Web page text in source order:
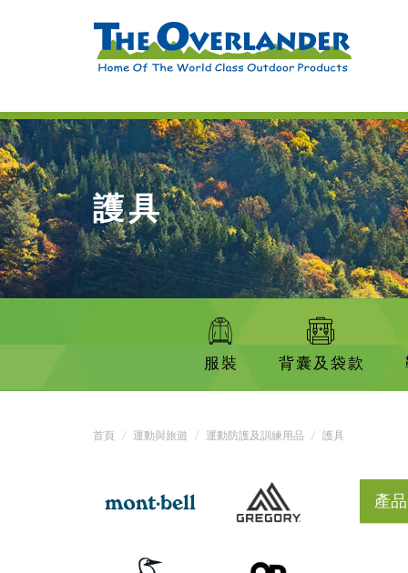
護具
服裝 背囊及袋款
首頁 運動與旅遊 運動防護及訓練用品 護具
產品